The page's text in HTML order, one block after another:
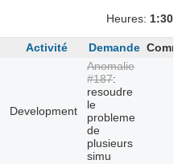
Heures: 1:30
Activité Demande
Development
Anomalie
#187:
resoudre
le
probleme
de
plusieurs
simu